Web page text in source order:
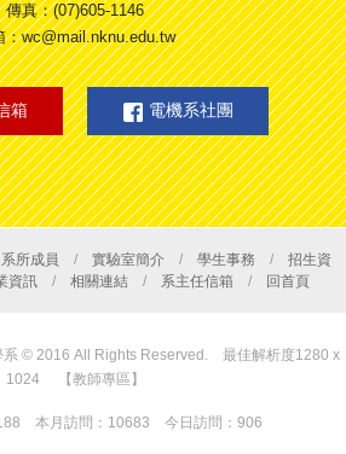
傳真：(07)605-1146
：wc@mail.nknu.edu.tw
箱 電機系社團
系所成員 / 實驗室簡介/ 學生事務 / 招生資
資訊/ 相關連結/ 系主任信箱 / 回首頁
系 © 2016 All Rights Reserved. 最佳解析度1280 x
1024
【教師專區】
本月訪問：10683 今日訪問：906